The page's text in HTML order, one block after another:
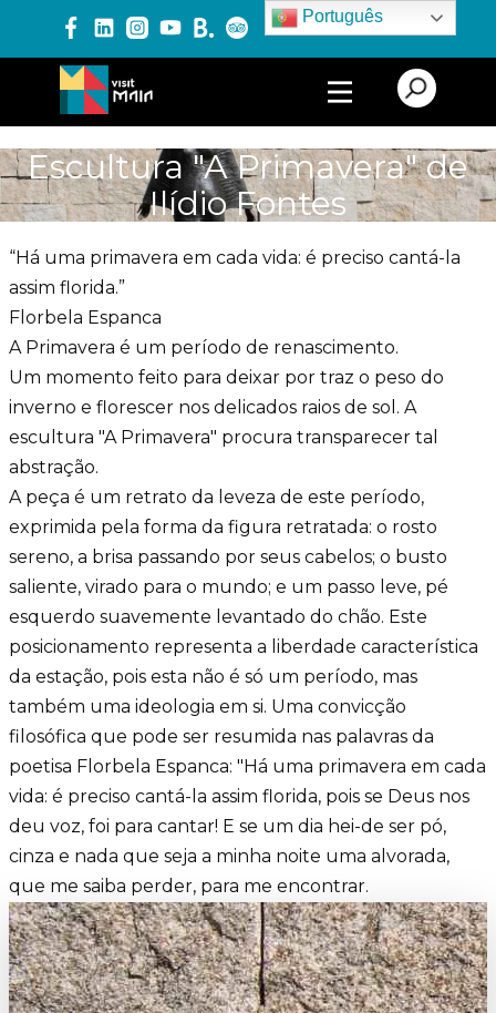
Português
PRODUTOS E SERVIÇOS
EXPERIÊNCIAS
BLOG
Escultura "A Primavera" de
Ilídio Fontes
“Há uma primavera em cada vida: é preciso cantá-la
assim florida.”
Florbela Espanca
A Primavera é um período de renascimento.
Um momento feito para deixar por traz o peso do
inverno e florescer nos delicados raios de sol. A
escultura "A Primavera" procura transparecer tal
abstração.
A peça é um retrato da leveza de este período,
exprimida pela forma da figura retratada: o rosto
sereno, a brisa passando por seus cabelos; o busto
saliente, virado para o mundo; e um passo leve, pé
esquerdo suavemente levantado do chão. Este
posicionamento representa a liberdade característica
da estação, pois esta não é só um período, mas
também uma ideologia em si. Uma convicção
filosófica que pode ser resumida nas palavras da
poetisa Florbela Espanca: "Há uma primavera em cada
vida: é preciso cantá-la assim florida, pois se Deus nos
deu voz, foi para cantar! E se um dia hei-de ser pó,
cinza e nada que seja a minha noite uma alvorada,
que me saiba perder, para me encontrar.